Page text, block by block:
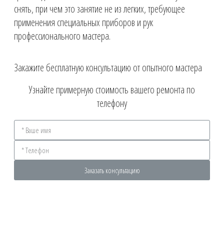
снять, при чем это занятие не из легких, требующее
применения специальных приборов и рук
профессионального мастера.
Закажите бесплатную консультацию от опытного мастера
Узнайте примерную стоимость вашего ремонта по
телефону
Заказать консультацию